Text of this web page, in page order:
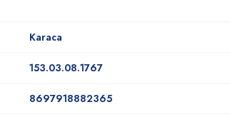
Karaca
153.03.08.1767
8697918882365